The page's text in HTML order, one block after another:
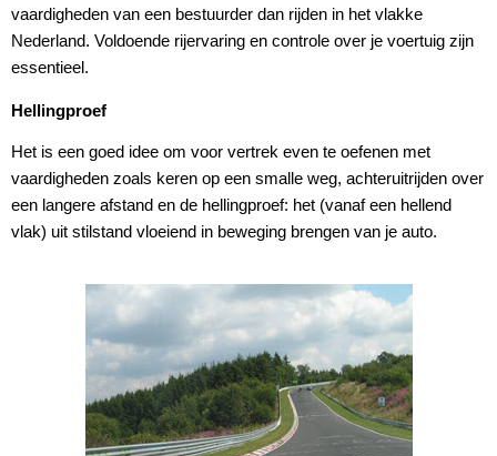
vaardigheden van een bestuurder dan rijden in het vlakke
Nederland. Voldoende rijervaring en controle over je voertuig zijn
essentieel.
Hellingproef
Het is een goed idee om voor vertrek even te oefenen met
vaardigheden zoals keren op een smalle weg, achteruitrijden over
een langere afstand en de hellingproef: het (vanaf een hellend
vlak) uit stilstand vloeiend in beweging brengen van je auto.